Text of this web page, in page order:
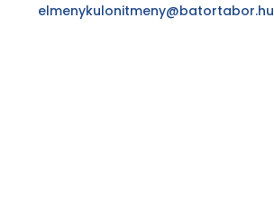
elmenykulonitmeny@batortabor.hu